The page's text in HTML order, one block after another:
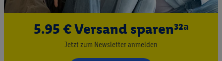
5.95 € Versand sparen³²ᵃ
Jetzt zum Newsletter anmelden